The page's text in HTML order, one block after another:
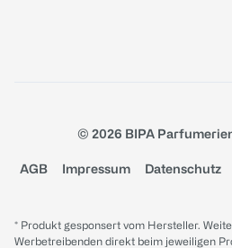
© 2026 BIPA
AGB Impressum Datenschutz
* Produkt gesponsert vom Hersteller.
Werbetreibenden direkt beim jeweiligen